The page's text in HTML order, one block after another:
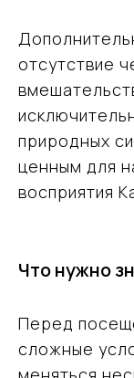
отсутствие
природных
ценным для
восприятия
Что нужно
Перед
сложные
тур
Оставьте свои
и обсудим детали
Я даю согласие на
персональных
Заказать